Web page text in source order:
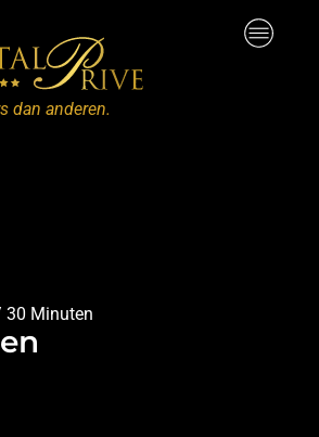
dan anderen.
30 Minuten